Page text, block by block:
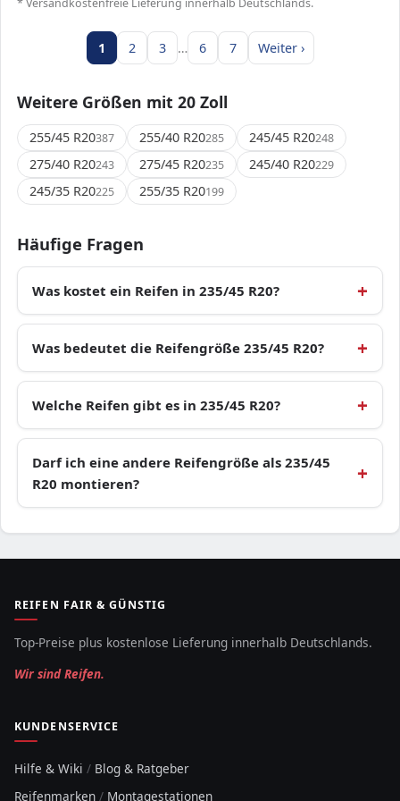
* Versandkostenfreie Lieferung innerhalb Deutschlands.
1 2 3 … 6 7 Weiter ›
Weitere Größen mit 20 Zoll
255/45 R20387 255/40 R20285 245/45 R20248
275/40 R20243 275/45 R20235 245/40 R20229
245/35 R20225 255/35 R20199
Häufige Fragen
Was kostet ein Reifen in 235/45 R20?
Was bedeutet die Reifengröße 235/45 R20?
Welche Reifen gibt es in 235/45 R20?
Darf ich eine andere Reifengröße als 235/45
R20 montieren?
REIFEN FAIR & GÜNSTIG
Top-Preise plus kostenlose Lieferung innerhalb Deutschlands.
Wir sind Reifen.
KUNDENSERVICE
Hilfe & Wiki / Blog & Ratgeber
Reifenmarken / Montagestationen